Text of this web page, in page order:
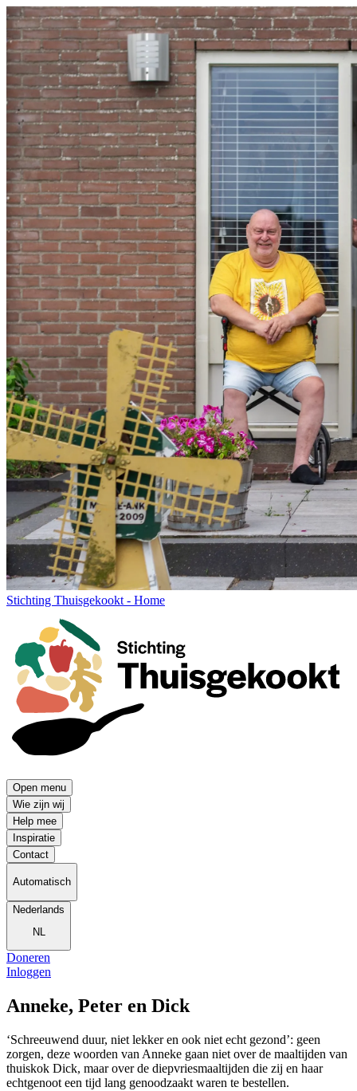
Stichting Thuisgekookt - Home
Open menu
Wie zijn wij
Help mee
Inspiratie
Contact
Automatisch
Nederlands
NL
Doneren
Inloggen
Anneke, Peter en Dick
‘Schreeuwend duur, niet lekker en ook niet echt gezond’: geen
zorgen, deze woorden van Anneke gaan niet over de maaltijden van
thuiskok Dick, maar over de diepvriesmaaltijden die zij en haar
echtgenoot een tijd lang genoodzaakt waren te bestellen.